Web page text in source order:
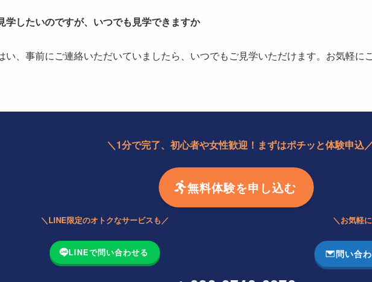
学したいのですが、いつでも見学できますか
い、事前にご連絡いただいていましたら、いつでもご見学いただけます。お気軽に
＼1分で完了、初心者や女性歓迎！まずはポチッと体験申込
無料体験を申し込む
＼LINE限定のオトクなサービスも／
LINEで問い合わせる
＼お気軽
問い合